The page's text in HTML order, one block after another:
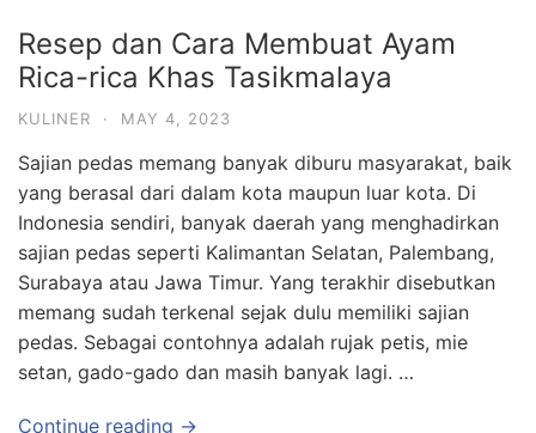
Resep dan Cara Membuat Ayam
Rica-rica Khas Tasikmalaya
KULINER · MAY 4, 2023
Sajian pedas memang banyak diburu masyarakat, baik
yang berasal dari dalam kota maupun luar kota. Di
Indonesia sendiri, banyak daerah yang menghadirkan
sajian pedas seperti Kalimantan Selatan, Palembang,
Surabaya atau Jawa Timur. Yang terakhir disebutkan
memang sudah terkenal sejak dulu memiliki sajian
pedas. Sebagai contohnya adalah rujak petis, mie
setan, gado-gado dan masih banyak lagi. …
Continue reading →